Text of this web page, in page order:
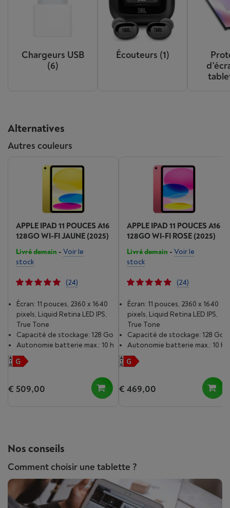
Chargeurs USB
(6)
Écouteurs (1)
Alternatives
Autres couleurs
APPLE IPAD 11 POUCES A16
128GO WI-FI JAUNE (2025)
Livré demain - Voir le
stock
(24)
Écran: 11 pouces, 2360 x 1640
pixels, Liquid Retina LED IPS,
True Tone
Capacité de stockage: 128 Go
Autonomie batterie max.: 10 h
€ 509,00
APPLE IPAD 11 POUCES A16
128GO WI-FI ROSE (2025)
Livré demain - Voir le
stock
(24)
Écran: 11 pouces, 2360 x 1640
pixels, Liquid Retina LED IPS,
True Tone
Capacité de stockage: 128 Go
Autonomie batterie max.: 10 h
€ 469,00
Nos conseils
Comment choisir une tablette ?